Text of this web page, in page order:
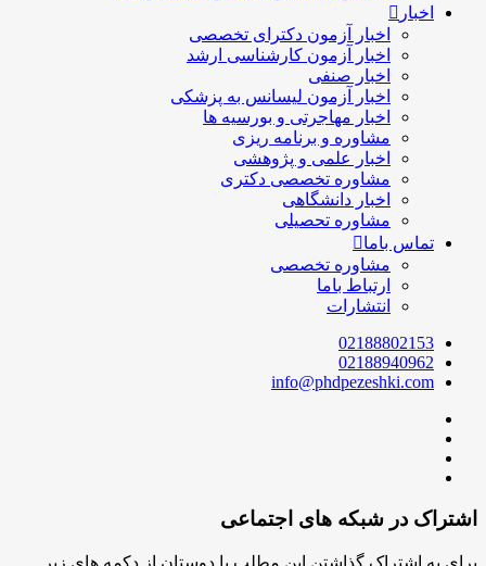
اخبار
اخبار آزمون دکترای تخصصی
اخبار آزمون کارشناسی ارشد
اخبار صنفی
اخبار آزمون لیسانس به پزشکی
اخبار مهاجرتی و بورسیه ها
مشاوره و برنامه ریزی
اخبار علمی و پژوهشی
مشاوره تخصصی دکتری
اخبار دانشگاهی
مشاوره تحصیلی
تماس باما
مشاوره تخصصی
ارتباط باما
انتشارات
02188802153
02188940962
info@phdpezeshki.com
اشتراک در شبکه های اجتماعی